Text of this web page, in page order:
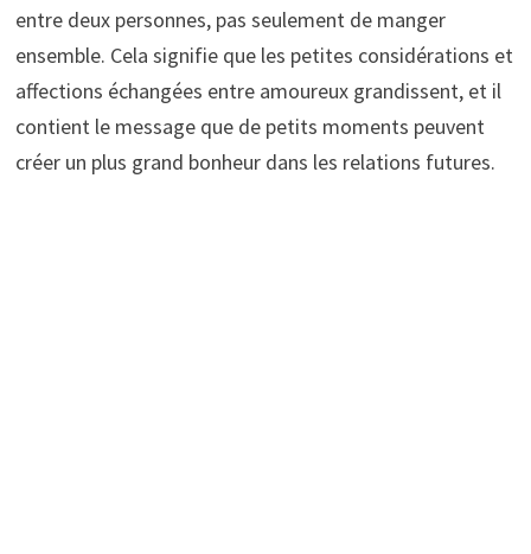
entre deux personnes, pas seulement de manger
ensemble. Cela signifie que les petites considérations et
affections échangées entre amoureux grandissent, et il
contient le message que de petits moments peuvent
créer un plus grand bonheur dans les relations futures.